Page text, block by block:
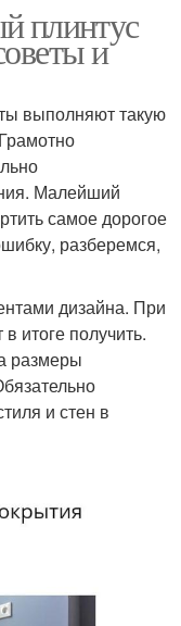
плинтус
и
выполняют такую
Малейший
самое дорогое
разберемся,
дизайна. При
итоге получить.
размеры
и стен в